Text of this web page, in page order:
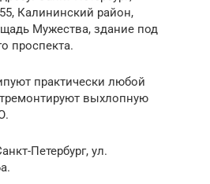
Калининский район,
Мужества, здание под
проспекта.
практически любой
выхлопную
Петербург, ул.